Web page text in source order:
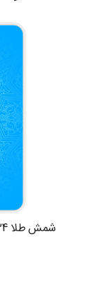
شمش طلا 24 عیار طلای محمد مدل p-az-4